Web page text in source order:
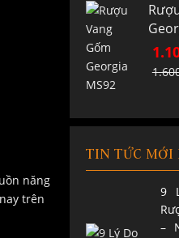
năng
trên
TIN TỨC MỚI
9
–